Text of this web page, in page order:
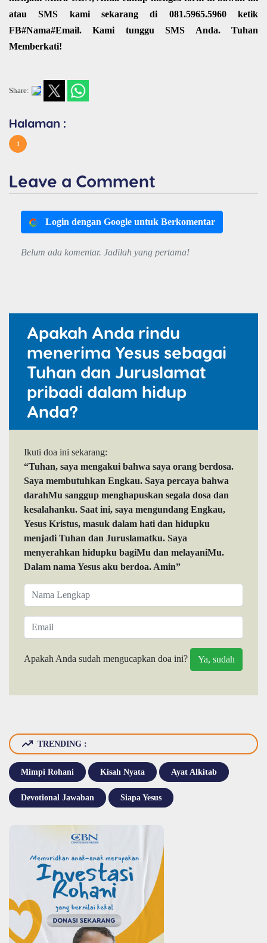
atau SMS kami sekarang di 081.5965.5960 ketik
FB#Nama#Email. Kami tunggu SMS Anda. Tuhan
Memberkati!
Share:
Halaman :
1
Leave a Comment
Login dengan Google untuk Berkomentar
Belum ada komentar. Jadilah yang pertama!
Apakah Anda rindu
menerima Yesus sebagai
Tuhan dan Juruslamat
pribadi dalam hidup
Anda?
Ikuti doa ini sekarang:
“Tuhan, saya mengakui bahwa saya orang berdosa.
Saya membutuhkan Engkau. Saya percaya bahwa
darahMu sanggup menghapuskan segala dosa dan
kesalahanku. Saat ini, saya mengundang Engkau,
Yesus Kristus, masuk dalam hati dan hidupku
menjadi Tuhan dan Juruslamatku. Saya
menyerahkan hidupku bagiMu dan melayaniMu.
Dalam nama Yesus aku berdoa. Amin”
Apakah Anda sudah mengucapkan doa ini?
TRENDING :
Mimpi Rohani Kisah Nyata Ayat Alkitab
Devotional Jawaban Siapa Yesus